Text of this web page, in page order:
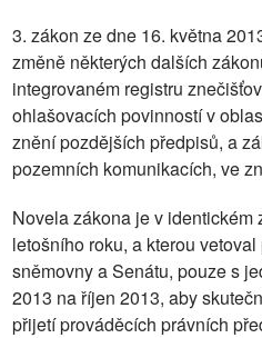
3. zákon ze dne 16. května
změně některých dalších
integrovaném registru
ohlašovacích povinností v
znění pozdějších předpisů, a
pozemních komunikacích, ve
Novela zákona je v
letošního roku, a kterou
sněmovny a Senátu, pouze s
2013 na říjen 2013, aby
přijetí prováděcích právních